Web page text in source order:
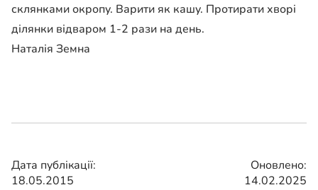
склянками окропу. Варити як кашу. Протирати хворі
ділянки відваром 1-2 рази на день.
Наталія Земна
Дата публікації:
18.05.2015
Оновлено:
14.02.2025